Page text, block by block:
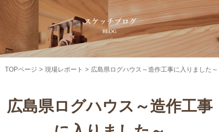
TOPページ > 現場レポート > 広島県ログハウス～造作工事に入りました～
広島県ログハウス～造作工事